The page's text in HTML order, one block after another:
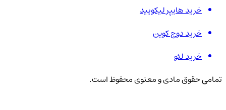
خرید هایپر لیکویید
خرید دوج کوین
خرید لئو
تمامی حقوق مادی و معنوی محفوظ است.